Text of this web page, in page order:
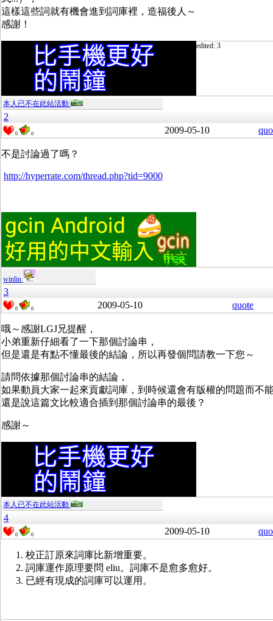
這樣這些詞就有機會進到詞庫裡，造福後人～
感謝！
edited: 3
本人已不在此站活動
2
0 0 2009-05-10
不是討論過了嗎？
http://hyperrate.com/thread.php?tid=9000
winlin
3
0 0 2009-05-10 quote
哦～感謝LGJ兄提醒，
小弟重新仔細看了一下那個討論串，
但是還是有點不懂最後的結論，所以再發個問請教一下您～
請問依據那個討論串的結論，
如果動員大家一起來貢獻詞庫，到時候還會有版權的問題而不
還是說這篇文比較適合插到那個討論串的最後？
感謝～
本人已不在此站活動
4
0 0 2009-05-10
校正訂原來詞庫比新增重要。
詞庫運作原理要問 eliu。詞庫不是愈多愈好。
已經有現成的詞庫可以運用。